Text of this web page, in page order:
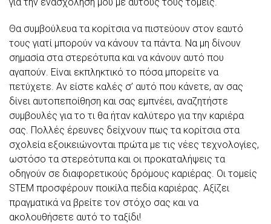
Θα συμβούλευα τα κορίτσια να πιστεύουν στον εαυτό
τους γιατί μπορούν να κάνουν τα πάντα. Να μη δίνουν
σημασία στα στερεότυπα και να κάνουν αυτό που
αγαπούν. Είναι εκπληκτικό το πόσα μπορείτε να
πετύχετε. Αν είστε καλές σ’ αυτό που κάνετε, αν σας
δίνει αυτοπεποίθηση και σας εμπνέει, αναζητήστε
συμβουλές για το τι θα ήταν καλύτερο για την καριέρα
σας. Πολλές έρευνες δείχνουν πως τα κορίτσια στα
σχολεία εξοικειώνονται πρώτα με τις νέες τεχνολογίες,
ωστόσο τα στερεότυπα και οι προκαταλήψεις τα
οδηγούν σε διαφορετικούς δρόμους καριέρας. Οι τομείς
STEM προσφέρουν ποικίλα πεδία καριέρας. Αξίζει
πραγματικά να βρείτε τον στόχο σας και να
ακολουθήσετε αυτό το ταξίδι!